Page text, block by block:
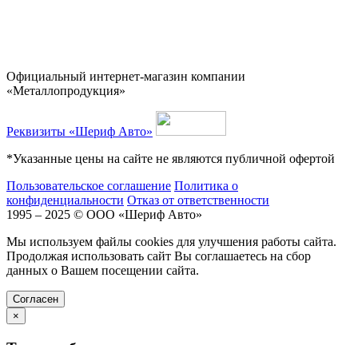
Официальный интернет-магазин компании
«Металлопродукция»
Реквизиты «Шериф Авто»
*Указанные цены на сайте не являются публичной офертой
Пользовательское соглашение Политика о
конфиденциальности Отказ от ответственности
1995 – 2025 © ООО «Шериф Авто»
Мы используем файлы cookies для улучшения работы сайта.
Продолжая использовать сайт Вы соглашаетесь на сбор
данных о Вашем посещении сайта.
Cогласен
×